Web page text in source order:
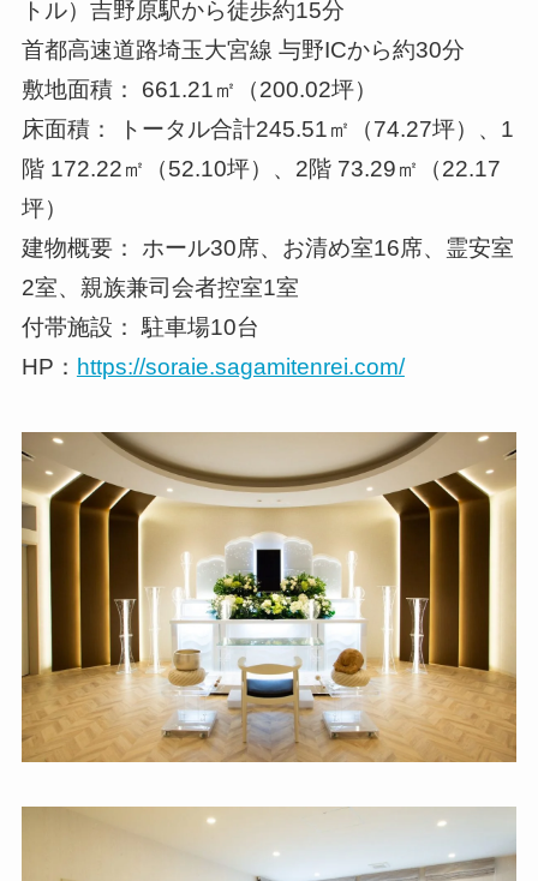
トル）吉野原駅から徒歩約15分
首都高速道路埼玉大宮線 与野ICから約30分
敷地面積： 661.21㎡（200.02坪）
床面積： トータル合計245.51㎡（74.27坪）、1
階 172.22㎡（52.10坪）、2階 73.29㎡（22.17
坪）
建物概要： ホール30席、お清め室16席、霊安室
2室、親族兼司会者控室1室
付帯施設： 駐車場10台
HP： https://soraie.sagamitenrei.com/